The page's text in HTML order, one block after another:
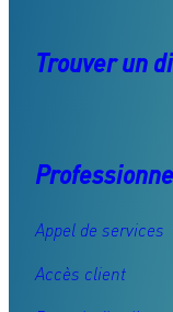
Trouver un
Appel de services
Accès client